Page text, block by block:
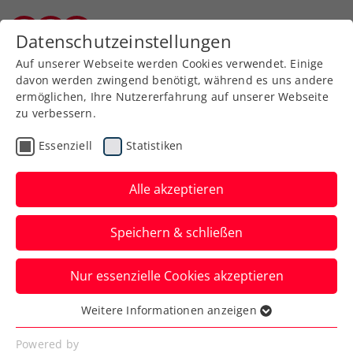
Zurück zur Newsübersicht
ATP
Erste Bank Open: Misolic
wehrt sich gegen de
Minaur tapfer
Doch auch Österreichs Nummer eins
beißt sich beim ATP-Turnier in Wien am
„Aussie“ die Zähne aus.
Verfasst von: Presseaussendung / Redaktion, 22.10.2025
Datenschutzeinstellungen
Auf unserer Webseite werden Cookies verwendet. Einige
davon werden zwingend benötigt, während es uns andere
ermöglichen, Ihre Nutzererfahrung auf unserer Webseite
zu verbessern.
Essenziell Statistiken
Alle akzeptieren
Speichern & schließen
Nur essenzielle Cookies akzeptieren
Essenziell
Essenzielle Cookies werden für grundlegende
Weitere Informationen anzeigen
Powered by